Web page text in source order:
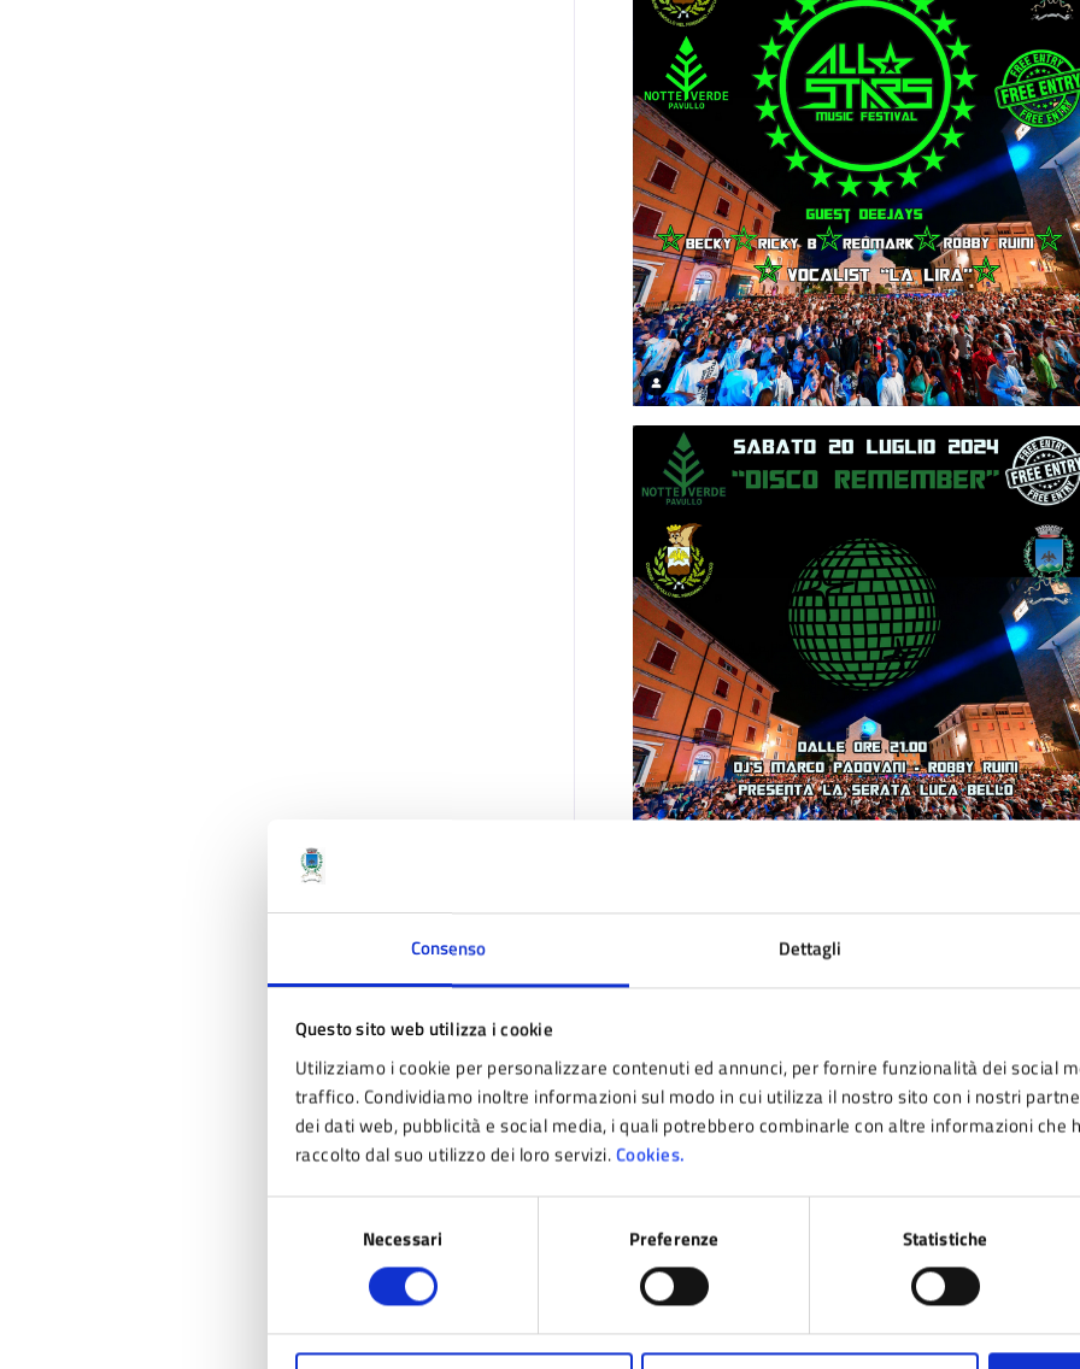
Consenso Dettagli
Questo sito web utilizza i cookie
Utilizziamo i cookie per personalizzare contenuti ed annunci, per fornire funzionalità dei social
traffico. Condividiamo inoltre informazioni sul modo in cui utilizza il nostro sito con i nostri
dei dati web, pubblicità e social media, i quali potrebbero combinarle con altre informazioni che
raccolto dal suo utilizzo dei loro servizi.Cookies.
Necessari Preferenze Statistiche
Date e orari
19
LUG
AL
20